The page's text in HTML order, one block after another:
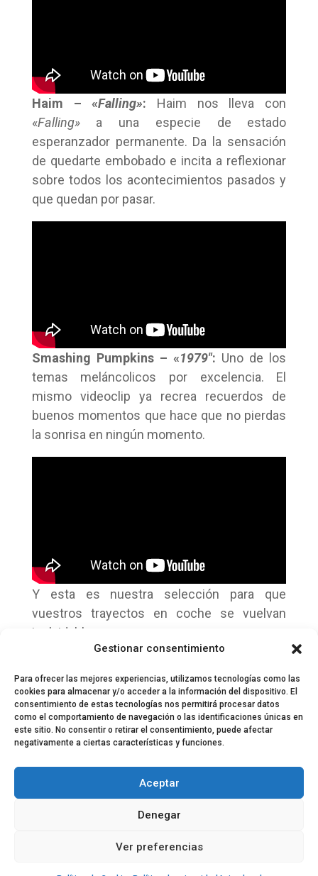
Gestionar consentimiento
Para ofrecer las mejores experiencias, utilizamos tecnologías como las
cookies para almacenar y/o acceder a la información del dispositivo. El
consentimiento de estas tecnologías nos permitirá procesar datos
como el comportamiento de navegación o las identificaciones únicas en
este sitio. No consentir o retirar el consentimiento, puede afectar
negativamente a ciertas características y funciones.
Aceptar
Denegar
Ver preferencias
Haim – «Falling»: Haim nos lleva con
«Falling»a una especie de estado
esperanzador permanente. Da la sensación
de quedarte embobado e incita a reflexionar
sobre todos los acontecimientos pasados y
que quedan por pasar.
Smashing Pumpkins – «1979″: Uno de los
temas meláncolicos por excelencia. El
mismo videoclip ya recrea recuerdos de
buenos momentos que hace que no pierdas
la sonrisa en ningún momento.
Y esta es nuestra selección para que
vuestros trayectos en coche se vuelvan
inolvidables.
Equipo EPDLT Contacto